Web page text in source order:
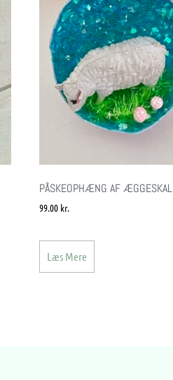
PÅSKEOPHÆNG AF ÆGGESKAL
99.00 kr.
Læs Mere